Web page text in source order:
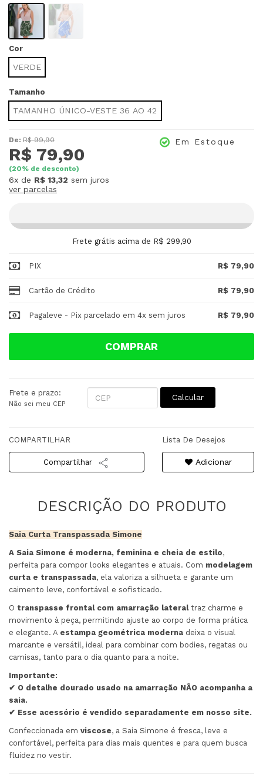
Cor
VERDE
Tamanho
TAMANHO ÚNICO-VESTE 36 AO 42
De: R$ 99,90
R$ 79,90
(20% de desconto)
6x de R$ 13,32 sem juros
ver parcelas
Em Estoque
Frete grátis acima de R$ 299,90
PIX R$ 79,90
Cartão de Crédito R$ 79,90
Pagaleve - Pix parcelado em 4x sem juros R$ 79,90
COMPRAR
Frete e prazo:
Não sei meu CEP
Calcular
COMPARTILHAR
Compartilhar
Lista De Desejos
Adicionar
Saia Curta Transpassada Simone
A Saia Simone é moderna, feminina e cheia de estilo,
perfeita para compor looks elegantes e atuais. Com modelagem
curta e transpassada, ela valoriza a silhueta e garante um
caimento leve, confortável e sofisticado.
O transpasse frontal com amarração lateraltraz charme e
movimento à peça, permitindo ajuste ao corpo de forma prática
e elegante. A estampa geométrica moderna deixa o visual
marcante e versátil, ideal para combinar com bodies, regatas ou
camisas, tanto para o dia quanto para a noite.
Importante:
✔ O detalhe dourado usado na amarração NÃO acompanha a
saia.
✔ Esse acessório é vendido separadamente em nosso site.
Confeccionada em viscose, a Saia Simone é fresca, leve e
confortável, perfeita para dias mais quentes e para quem busca
fluidez no vestir.